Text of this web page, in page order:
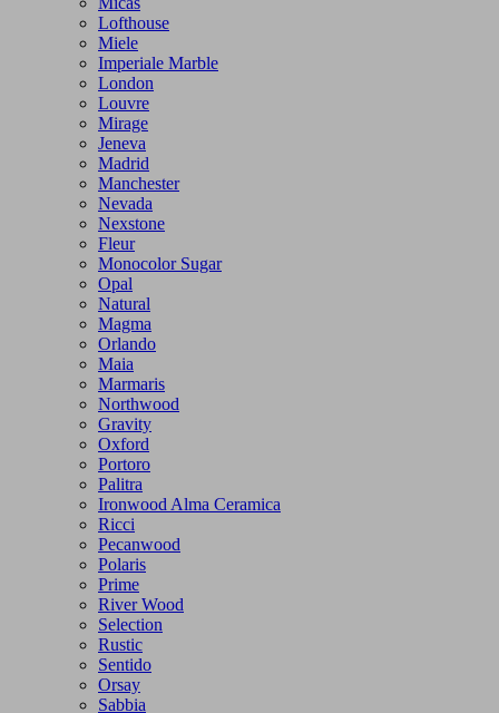
Lofthouse
Miele
Imperiale Marble
London
Louvre
Mirage
Jeneva
Madrid
Manchester
Nevada
Nexstone
Fleur
Monocolor Sugar
Opal
Natural
Magma
Orlando
Maia
Marmaris
Northwood
Gravity
Oxford
Portoro
Palitra
Ironwood Alma Ceramica
Ricci
Pecanwood
Polaris
Prime
River Wood
Selection
Rustic
Sentido
Orsay
Sabbia